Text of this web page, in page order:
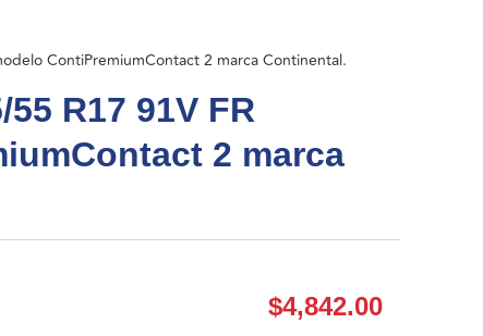
ContiPremiumContact 2 marca Continental.
R17 91V FR
2 marca
$4,842.00